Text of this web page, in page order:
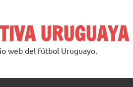
URUGUAYA
web del fútbol Uruguayo.